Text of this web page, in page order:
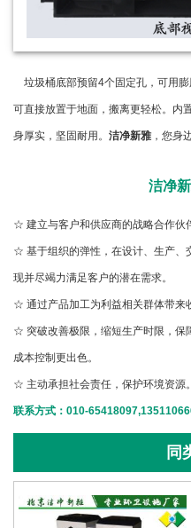
垃圾桶底部预留4个固定孔，可用
可直接放置于地面，搬离更轻松。内
身厚实，坚固耐用。 洁净新雅，您身
洁净
☆ 建立与客户和供应商的战略合作伙
☆ 基于组织的弹性，在设计、生产、
现并尽竭力满足客户的潜在需求。
☆ 通过产品加工为利益相关群体带来
☆ 突破改善极限，缩短生产时限，保
成本控制更出色。
☆ 主动承担社会责任，保护环境资源。
联系方式：010-
同